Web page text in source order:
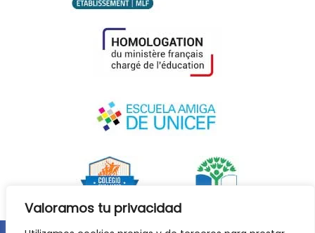
Valoramos tu privacidad